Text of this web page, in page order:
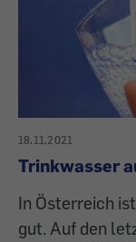
18.11.2021
Trinkwasser
In Österreich
gut. Auf den